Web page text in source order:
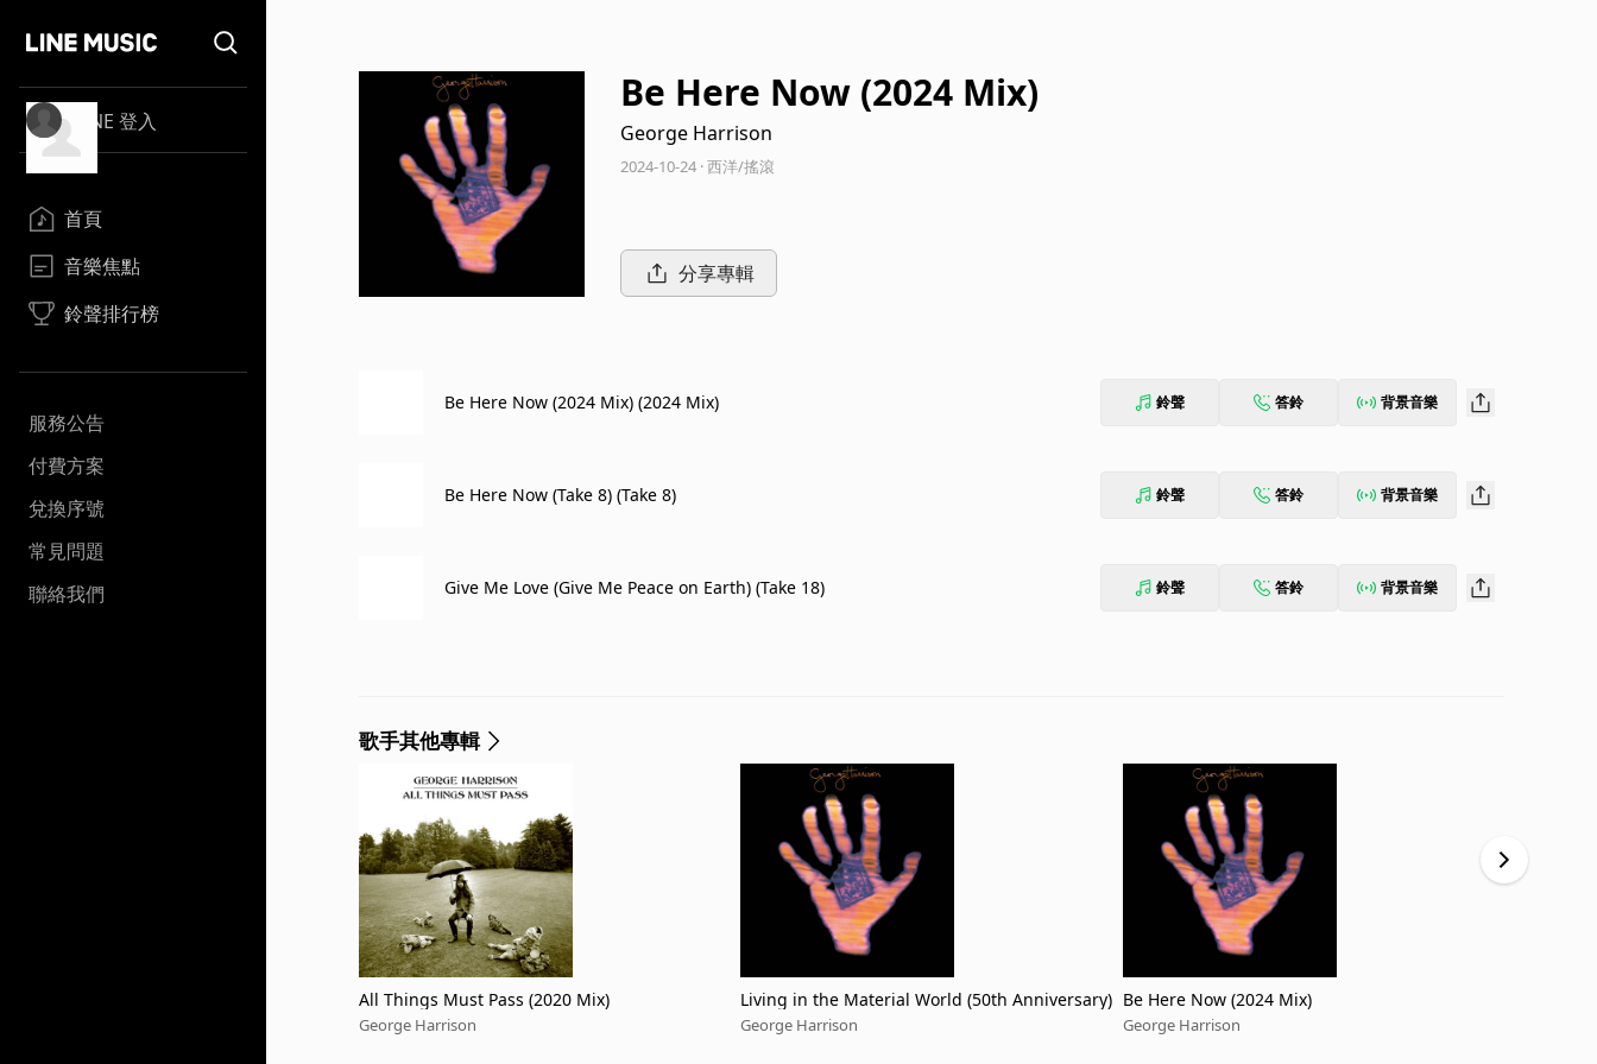
LINE 登入
首頁
音樂焦點
鈴聲排行榜
服務公告
付費方案
兌換序號
常見問題
聯絡我們
Be Here Now (2024 Mix)
George Harrison
2024-10-24 · 西洋/搖滾
分享專輯
Be Here Now (2024 Mix) (2024 Mix) 鈴聲 答鈴 背景音樂
Be Here Now (Take 8) (Take 8) 鈴聲 答鈴 背景音樂
Give Me Love (Give Me Peace on Earth) (Take 18) 鈴聲 答鈴 背景音樂
歌手其他專輯
All Things Must Pass (2020 Mix)
George Harrison
Living in the Material World (50th Anniversary)
George Harrison
Be Here Now (2024 Mix)
George Harrison